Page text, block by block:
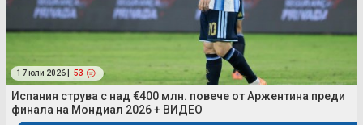
17 юли 2026 | 53
Испания струва с над €400 млн. повече от Аржентина преди
финала на Мондиал 2026 + ВИДЕО